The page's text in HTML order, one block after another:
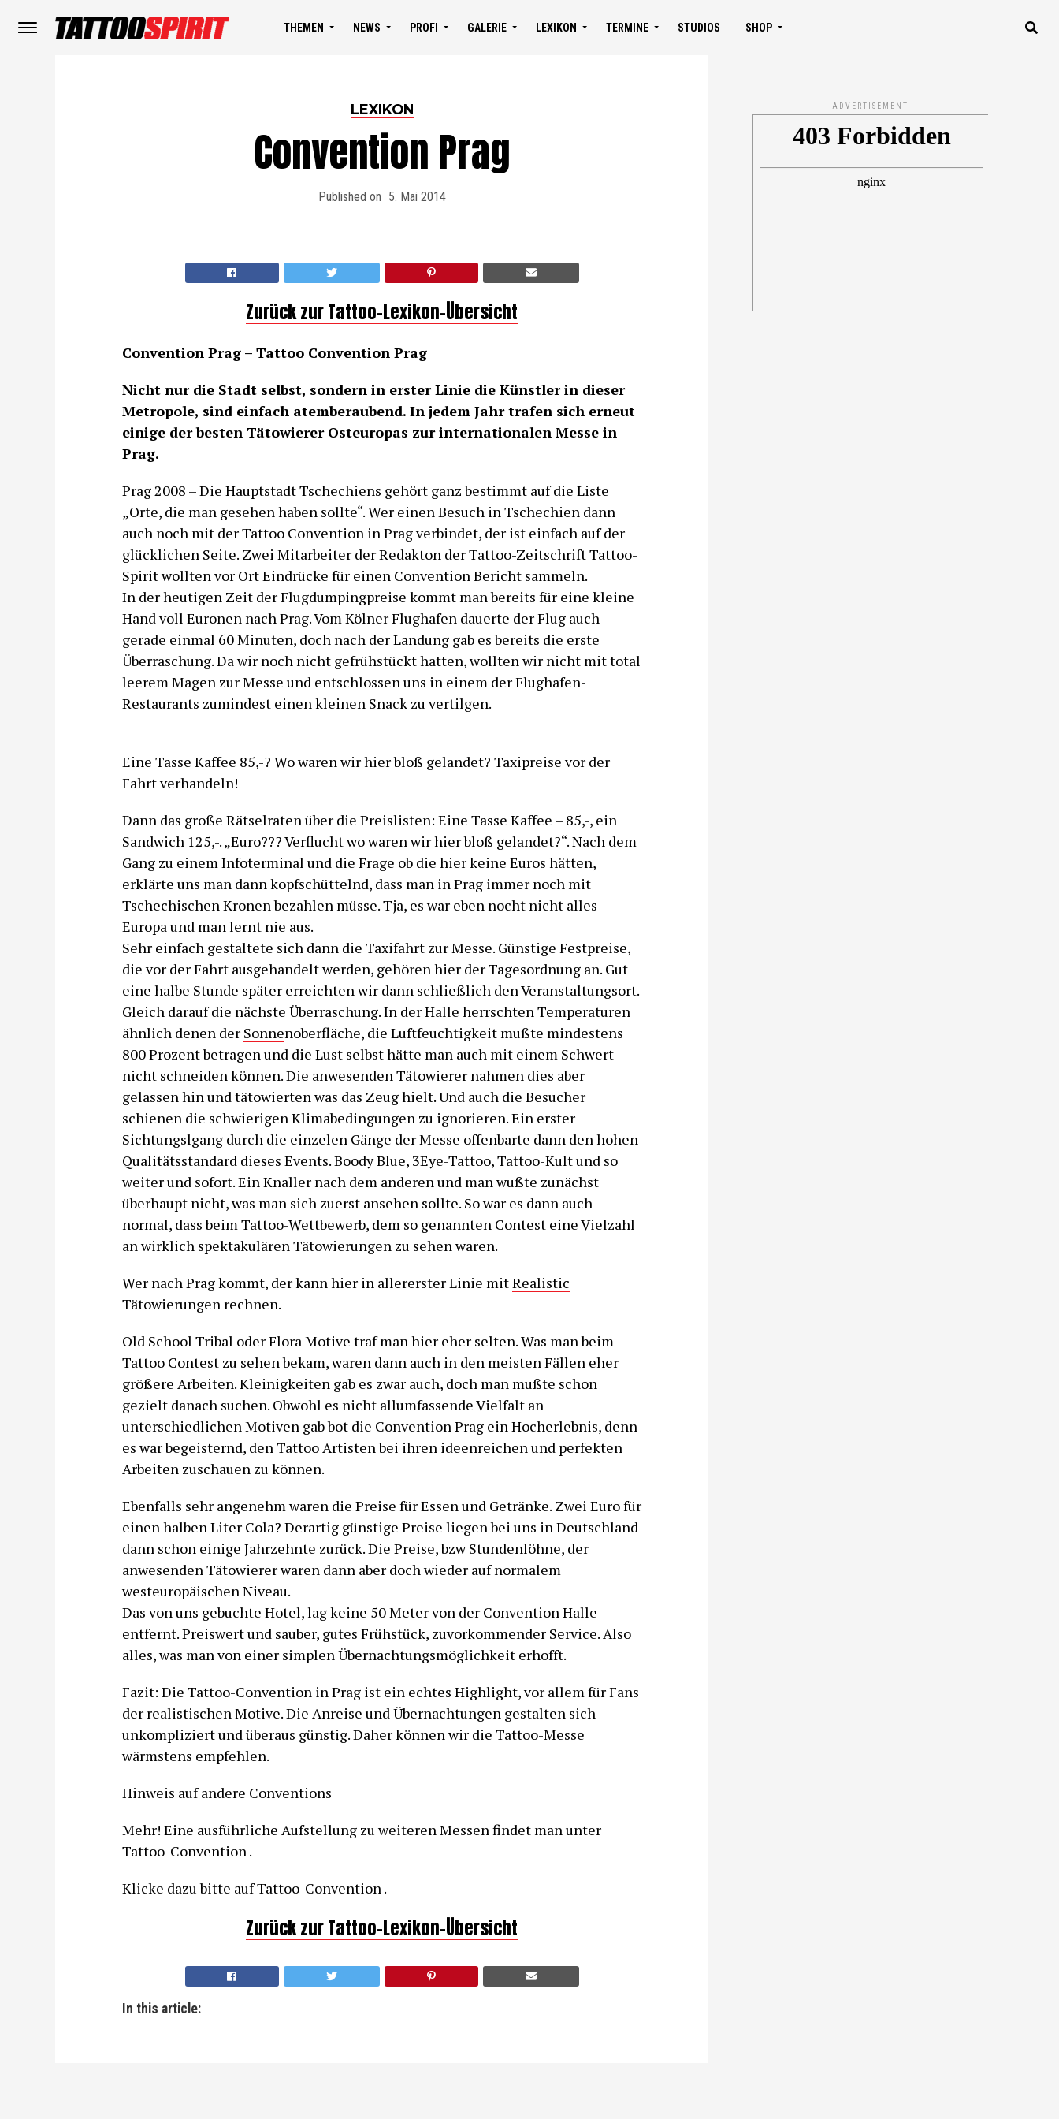
THEMEN NEWS PROFI GALERIE LEXIKON TERMINE STUDIOS SHOP
LEXIKON
Convention Prag
Published on 5. Mai 2014
Zurück zur Tattoo-Lexikon-Übersicht
Convention Prag – Tattoo Convention Prag
Nicht nur die Stadt selbst, sondern in erster Linie die Künstler in dieser
Metropole, sind einfach atemberaubend. In jedem Jahr trafen sich erneut
einige der besten Tätowierer Osteuropas zur internationalen Messe in
Prag.
Prag 2008 – Die Hauptstadt Tschechiens gehört ganz bestimmt auf die Liste
„Orte, die man gesehen haben sollte“. Wer einen Besuch in Tschechien dann
auch noch mit der Tattoo Convention in Prag verbindet, der ist einfach auf der
glücklichen Seite. Zwei Mitarbeiter der Redakton der Tattoo-Zeitschrift Tattoo-
Spirit wollten vor Ort Eindrücke für einen Convention Bericht sammeln.
In der heutigen Zeit der Flugdumpingpreise kommt man bereits für eine kleine
Hand voll Euronen nach Prag. Vom Kölner Flughafen dauerte der Flug auch
gerade einmal 60 Minuten, doch nach der Landung gab es bereits die erste
Überraschung. Da wir noch nicht gefrühstückt hatten, wollten wir nicht mit total
leerem Magen zur Messe und entschlossen uns in einem der Flughafen-
Restaurants zumindest einen kleinen Snack zu vertilgen.
Eine Tasse Kaffee 85,-? Wo waren wir hier bloß gelandet? Taxipreise vor der
Fahrt verhandeln!
Dann das große Rätselraten über die Preislisten: Eine Tasse Kaffee – 85,-, ein
Sandwich 125,-. „Euro??? Verflucht wo waren wir hier bloß gelandet?“. Nach dem
Gang zu einem Infoterminal und die Frage ob die hier keine Euros hätten,
erklärte uns man dann kopfschüttelnd, dass man in Prag immer noch mit
TschechischenKronen bezahlen müsse. Tja, es war eben nocht nicht alles
Europa und man lernt nie aus.
Sehr einfach gestaltete sich dann die Taxifahrt zur Messe. Günstige Festpreise,
die vor der Fahrt ausgehandelt werden, gehören hier der Tagesordnung an. Gut
eine halbe Stunde später erreichten wir dann schließlich den Veranstaltungsort.
Gleich darauf die nächste Überraschung. In der Halle herrschten Temperaturen
ähnlich denen der Sonnenoberfläche, die Luftfeuchtigkeit mußte mindestens
800 Prozent betragen und die Lust selbst hätte man auch mit einem Schwert
nicht schneiden können. Die anwesenden Tätowierer nahmen dies aber
gelassen hin und tätowierten was das Zeug hielt. Und auch die Besucher
schienen die schwierigen Klimabedingungen zu ignorieren. Ein erster
Sichtungslgang durch die einzelen Gänge der Messe offenbarte dann den hohen
Qualitätsstandard dieses Events. Boody Blue, 3Eye-Tattoo, Tattoo-Kult und so
weiter und sofort. Ein Knaller nach dem anderen und man wußte zunächst
überhaupt nicht, was man sich zuerst ansehen sollte. So war es dann auch
normal, dass beim Tattoo-Wettbewerb, dem so genannten Contest eine Vielzahl
an wirklich spektakulären Tätowierungen zu sehen waren.
Wer nach Prag kommt, der kann hier in allererster Linie mitRealistic
Tätowierungen rechnen.
Old School Tribal oder Flora Motive traf man hier eher selten. Was man beim
Tattoo Contest zu sehen bekam, waren dann auch in den meisten Fällen eher
größere Arbeiten. Kleinigkeiten gab es zwar auch, doch man mußte schon
gezielt danach suchen. Obwohl es nicht allumfassende Vielfalt an
unterschiedlichen Motiven gab bot die Convention Prag ein Hocherlebnis, denn
es war begeisternd, den Tattoo Artisten bei ihren ideenreichen und perfekten
Arbeiten zuschauen zu können.
Ebenfalls sehr angenehm waren die Preise für Essen und Getränke. Zwei Euro für
einen halben Liter Cola? Derartig günstige Preise liegen bei uns in Deutschland
dann schon einige Jahrzehnte zurück. Die Preise, bzw Stundenlöhne, der
anwesenden Tätowierer waren dann aber doch wieder auf normalem
westeuropäischen Niveau.
Das von uns gebuchte Hotel, lag keine 50 Meter von der Convention Halle
entfernt. Preiswert und sauber, gutes Frühstück, zuvorkommender Service. Also
alles, was man von einer simplen Übernachtungsmöglichkeit erhofft.
Fazit: Die Tattoo-Convention in Prag ist ein echtes Highlight, vor allem für Fans
der realistischen Motive. Die Anreise und Übernachtungen gestalten sich
unkompliziert und überaus günstig. Daher können wir die Tattoo-Messe
wärmstens empfehlen.
Hinweis auf andere Conventions
Mehr! Eine ausführliche Aufstellung zu weiteren Messen findet man unter
Tattoo-Convention .
Klicke dazu bitte auf Tattoo-Convention .
Zurück zur Tattoo-Lexikon-Übersicht
In this article:
ADVERTISEMENT